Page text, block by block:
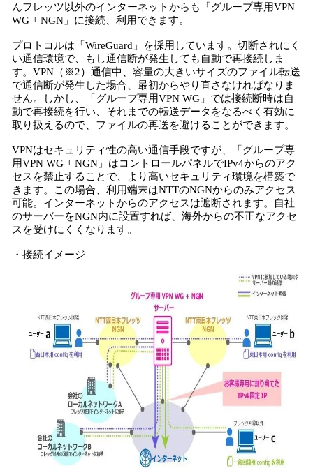
んフレッツ以外のインターネットからも「グループ専用VPN
WG + NGN」に接続、利用できます。
プロトコルは「WireGuard」を採用しています。切断されにく
い通信環境で、もし通信断が発生しても自動で再接続しま
す。VPN（※2）通信中、容量の大きいサイズのファイル転送
で通信断が発生した場合、最初からやり直さなければなりま
せん。しかし、「グループ専用VPN WG」では接続断時は自
動で再接続を行い、それまでの転送データをなるべく有効に
取り扱えるので、ファイルの再送を避けることができます。
VPNはセキュリティ性の高い通信手段ですが、「グループ専
用VPN WG + NGN」はコントロールパネルでIPv4からのアク
セスを禁止することで、より高いセキュリティ環境を構築で
きます。この場合、利用端末はNTTのNGNからのみアクセス
可能。インターネットからのアクセスは遮断されます。自社
のサーバーをNGN内に設置すれば、海外からの不正なアクセ
スを受けにくくなります。
・接続イメージ